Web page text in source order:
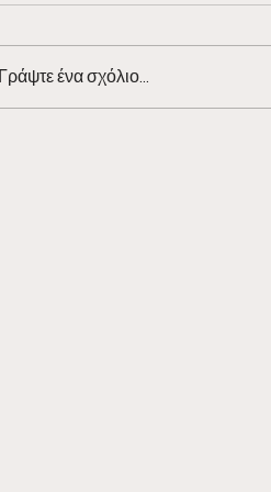
Barman Tales 4/7
Γράψτε ένα σχόλιο...